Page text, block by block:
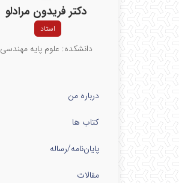
دکتر فریدون مرادلو
استاد
دانشکده: علوم پایه مهندسی
درباره من
کتاب ها
پایان‌نامه‌/رساله
مقالات